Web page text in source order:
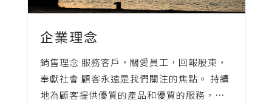
企業理念
銷售理念 服務客戶，關愛員工，回報股東，
奉獻社會 顧客永遠是我們關注的焦點。 持續
地為顧客提供優質的產品和優質的服務，是